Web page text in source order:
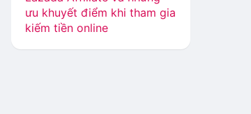
ưu khuyết điểm khi tham gia
kiếm tiền online